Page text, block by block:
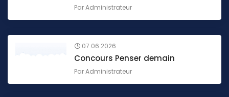
ParAdministrateur
07.06.2026
Concours Penser demain
ParAdministrateur